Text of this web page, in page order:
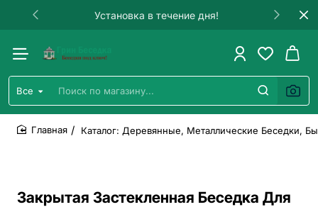
Установка в течение дня!
Все
Поиск
по
магазину...
Закрытая Застекленная Беседка Для
Каталог: Деревянные, Металлические Беседки,